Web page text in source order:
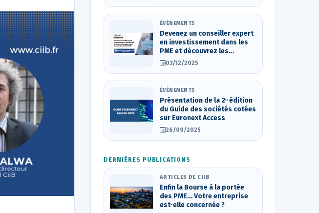
ÉVÈNEMENTS
Devenez un conseiller expert
en investissement dans les
PME et découvrez les
opportunités des marchés
d’actions OTC
03/12/2025
ÉVÈNEMENTS
Présentation de la 2ᵉ édition
du Guide des sociétés cotées
sur Euronext Access
26/09/2025
DERNIÈRES PUBLICATIONS
ARTICLES DE CIIB
Enfin la Bourse à la portée
des PME… Votre entreprise
est-elle concernée ?